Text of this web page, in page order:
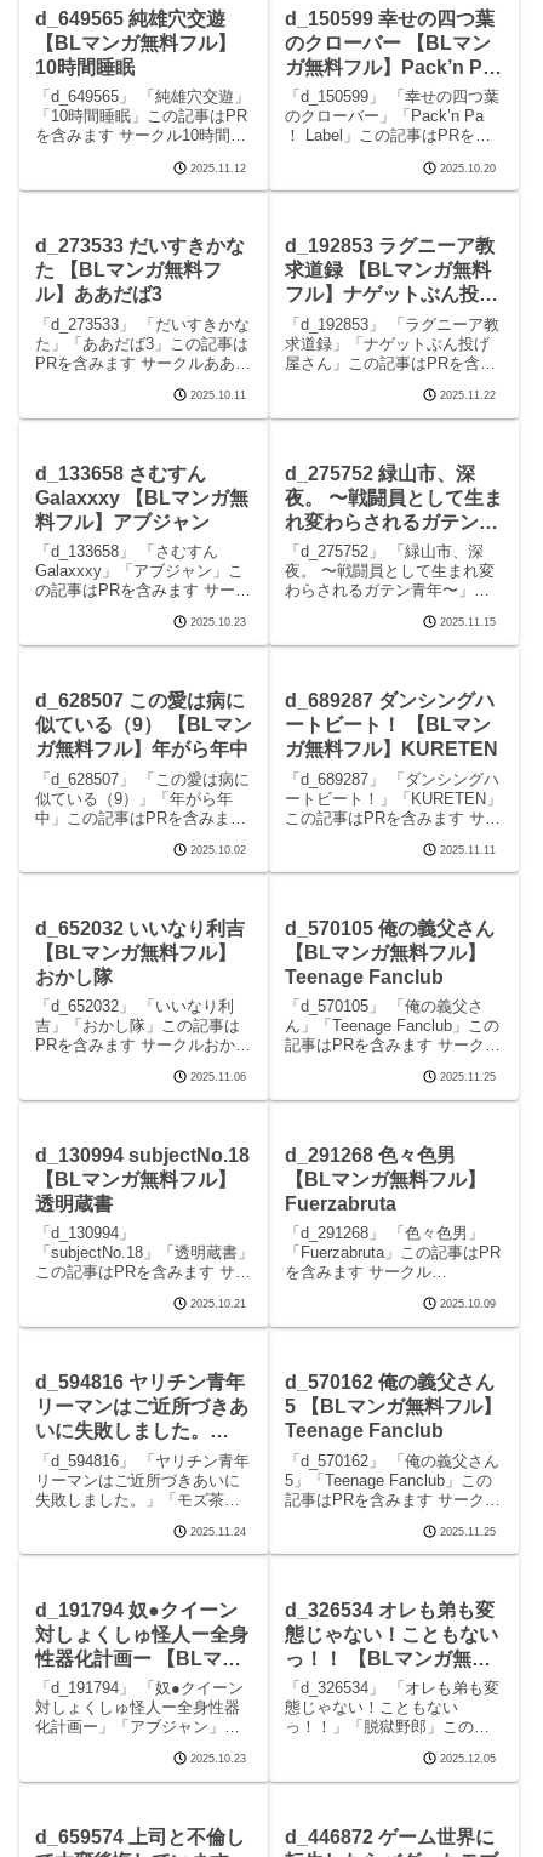
d_649565 純雄穴交遊
【BLマンガ無料フル】
10時間睡眠
「d_649565」 「純雄穴交遊」
「10時間睡眠」この記事はPR
を含みます サークル10時間睡
読むd_649565 純雄穴交遊の見
どころシーン純雄穴交遊 画像1
画像3純雄穴交遊 画
2025.11.12
d_150599 幸せの四つ葉
のクローバー 【BLマン
ガ無料フル】Pack’n Pa
！ Label
「d_150599」 「幸せの四つ葉
のクローバー」「Pack’n Pa
！ Label」この記事はPRを含
Labelのエロマンガです。 続き
を読むd_150599 幸せの四つ葉
2025.10.20
d_273533 だいすきかな
た 【BLマンガ無料フ
ル】ああだば3
「d_273533」 「だいすきかな
た」「ああだば3」この記事は
PRを含みます サークルああだ
読むd_273533 だいすきかなた
の見どころシーンだいすきか
2025.10.11
d_192853 ラグニーア教
求道録 【BLマンガ無料
フル】ナゲットぶん投げ
屋さん
「d_192853」 「ラグニーア教
求道録」「ナゲットぶん投げ
屋さん」この記事はPRを含み
げ屋さんのエロマンガです。
続きを読むd_192853 ラグニー
ラグニーア教求道録 画像1ラグ
ニ
2025.11.22
d_133658 さむすん
Galaxxxy 【BLマンガ無
料フル】アブジャン
「d_133658」 「さむすん
Galaxxxy」「アブジャン」こ
の記事はPRを含みます サーク
す。 続きを読むd_133658 さ
むすんGalaxxxyの見どころシ
2025.10.23
d_275752 緑山市、深
夜。 〜戦闘員として生ま
れ変わらされるガテン青
年〜 【BLマンガ無料フ
ル】アクオチスキー教室
♂
「d_275752」 「緑山市、深
夜。 〜戦闘員として生まれ変
わらされるガテン青年〜」
記事はPRを含みます サークル
アクオチスキー教室♂のエロマ
d_275752 緑山市、深夜。 〜
戦闘員とし
2025.11.15
d_628507 この愛は病に
似ている（9） 【BLマン
ガ無料フル】年がら年中
「d_628507」 「この愛は病に
似ている（9）」「年がら年
中」この記事はPRを含みます
ンガです。 続きを読む
d_628507 この愛は病に似てい
愛は病に似ている（9） 画像1
この愛
2025.10.02
d_689287 ダンシングハ
ートビート！ 【BLマン
ガ無料フル】KURETEN
「d_689287」 「ダンシングハ
ートビート！」「KURETEN」
この記事はPRを含みます サー
す。 続きを読むd_689287 ダ
ンシングハートビート！の見
トビート！ 画像1ダン
2025.11.11
d_652032 いいなり利吉
【BLマンガ無料フル】
おかし隊
「d_652032」 「いいなり利
吉」「おかし隊」この記事は
PRを含みます サークルおかし
読むd_652032 いいなり利吉の
見どころシーンいいなり利吉
2025.11.06
d_570105 俺の義父さん
【BLマンガ無料フル】
Teenage Fanclub
「d_570105」 「俺の義父さ
ん」「Teenage Fanclub」この
記事はPRを含みます サークル
です。 続きを読むd_570105
俺の義父さんの見どころシー
2025.11.25
d_130994 subjectNo.18
【BLマンガ無料フル】
透明蔵書
「d_130994」
「subjectNo.18」「透明蔵書」
この記事はPRを含みます サー
す。 続きを読むd_130994
subjectNo.18の見どころシーン
2025.10.21
d_291268 色々色男
【BLマンガ無料フル】
Fuerzabruta
「d_291268」 「色々色男」
「Fuerzabruta」この記事はPR
を含みます サークル
す。 続きを読むd_291268
色々色男の見どころシーン
色々色男 画像3色々
2025.10.09
d_594816 ヤリチン青年
リーマンはご近所づきあ
いに失敗しました。
【BLマンガ無料フル】
モズ茶
「d_594816」 「ヤリチン青年
リーマンはご近所づきあいに
失敗しました。」「モズ茶」
クルモズ茶のエロマンガで
す。 続きを読むd_594816 ヤ
づきあいに失敗しました。の
見どころシ
2025.11.24
d_570162 俺の義父さん
5 【BLマンガ無料フル】
Teenage Fanclub
「d_570162」 「俺の義父さん
5」「Teenage Fanclub」この
記事はPRを含みます サークル
です。 続きを読むd_570162
俺の義父さん5の見どころシー
2025.11.25
d_191794 奴●クイーン
対しょくしゅ怪人ー全身
性器化計画ー 【BLマン
ガ無料フル】アブジャン
「d_191794」 「奴●クイーン
対しょくしゅ怪人ー全身性器
化計画ー」「アブジャン」こ
ルアブジャンのエロマンガで
す。 続きを読むd_191794 奴●
全身性器化計画ーの見どころ
シーン
2025.10.23
d_326534 オレも弟も変
態じゃない！こともない
っ！！ 【BLマンガ無料
フル】脱獄野郎
「d_326534」 「オレも弟も変
態じゃない！こともない
っ！！」「脱獄野郎」この記
獄野郎のエロマンガです。 続
きを読むd_326534 オレも弟も
っ！！の見どころシーンオレ
も弟も変態じ
2025.12.05
d_659574 上司と不倫し
d_446872 ゲーム世界に